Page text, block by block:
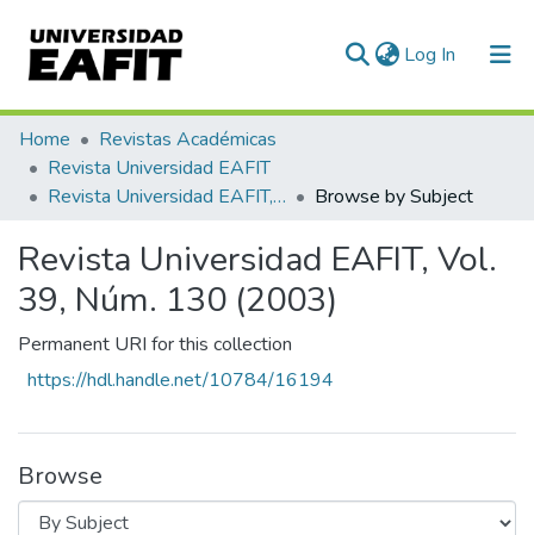
Log In (current)
Communities & Collections
All of DSpace
Home
Revistas Académicas
Revista Universidad EAFIT
Revista Universidad EAFIT, Vol. 39, Núm. 130 (2003)
Browse by Subject
Revista Universidad EAFIT, Vol.
39, Núm. 130 (2003)
Permanent URI for this collection
https://hdl.handle.net/10784/16194
Browse